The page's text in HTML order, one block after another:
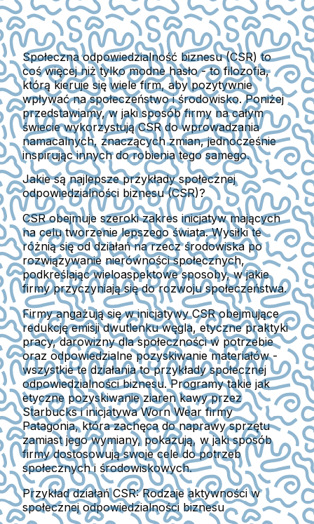
Społeczna odpowiedzialność biznesu (CSR) to
coś więcej niż tylko modne hasło - to filozofia,
którą kieruje się wiele firm, aby pozytywnie
wpływać na społeczeństwo i środowisko. Poniżej
przedstawiamy, w jaki sposób firmy na całym
świecie wykorzystują CSR do wprowadzania
namacalnych, znaczących zmian, jednocześnie
inspirując innych do robienia tego samego.
Jakie są najlepsze przykłady społecznej
odpowiedzialności biznesu (CSR)?
CSR obejmuje szeroki zakres inicjatyw mających
na celu tworzenie lepszego świata. Wysiłki te
różnią się od działań na rzecz środowiska po
rozwiązywanie nierówności społecznych,
podkreślając wieloaspektowe sposoby, w jakie
firmy przyczyniają się do rozwoju społeczeństwa.
Firmy angażują się w inicjatywy CSR obejmujące
redukcję emisji dwutlenku węgla, etyczne praktyki
pracy, darowizny dla społeczności w potrzebie
oraz odpowiedzialne pozyskiwanie materiałów -
wszystkie te działania to przykłady społecznej
odpowiedzialności biznesu. Programy takie jak
etyczne pozyskiwanie ziaren kawy przez
Starbucks i inicjatywa Worn Wear firmy
Patagonia, która zachęca do naprawy sprzętu
zamiast jego wymiany, pokazują, w jaki sposób
firmy dostosowują swoje cele do potrzeb
społecznych i środowiskowych.
Przykład działań CSR: Rodzaje aktywności w
społecznej odpowiedzialności biznesu